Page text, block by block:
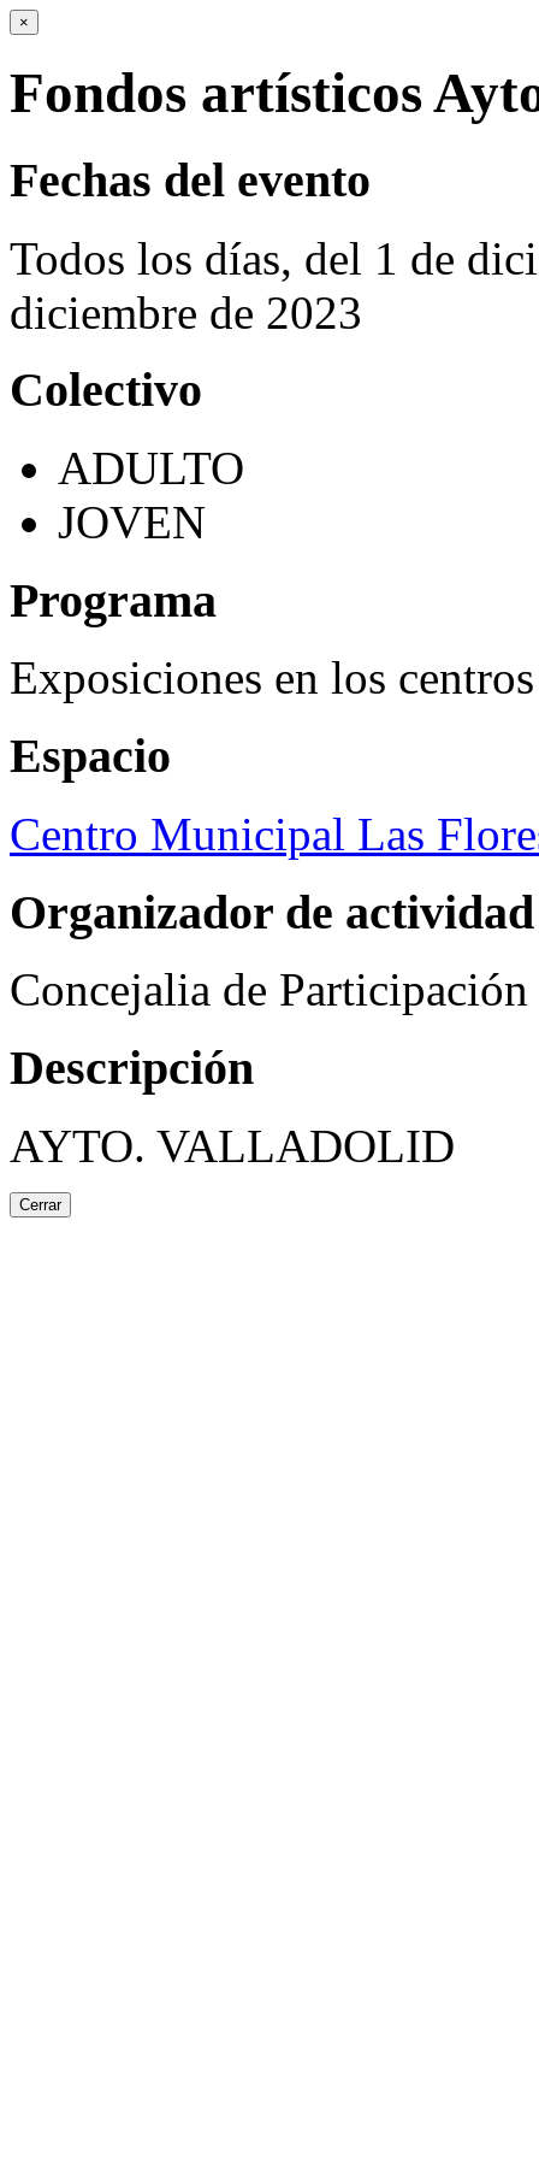
×
Fondos artísticos
Fechas del evento
Todos los días, del 1 de
diciembre de 2023
Colectivo
ADULTO
JOVEN
Programa
Exposiciones en los
Espacio
Centro Municipal Las
Organizador de actividad
Concejalia de
Descripción
AYTO. VALLADOLID
Cerrar